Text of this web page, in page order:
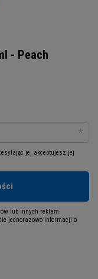
- Peach
je, akceptujesz jej
lub innych reklam.
jednorazowo informacji o